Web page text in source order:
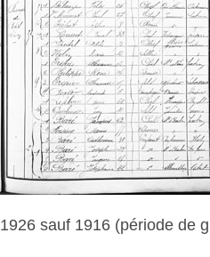
1926 sauf 1916 (période de